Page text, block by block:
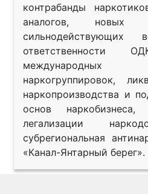
контрабанды
аналогов, новых
ответственности
международных
наркогруппировок,
наркопроизводства и
основ
легализации
субрегиональная
«Канал-Янтарный берег».